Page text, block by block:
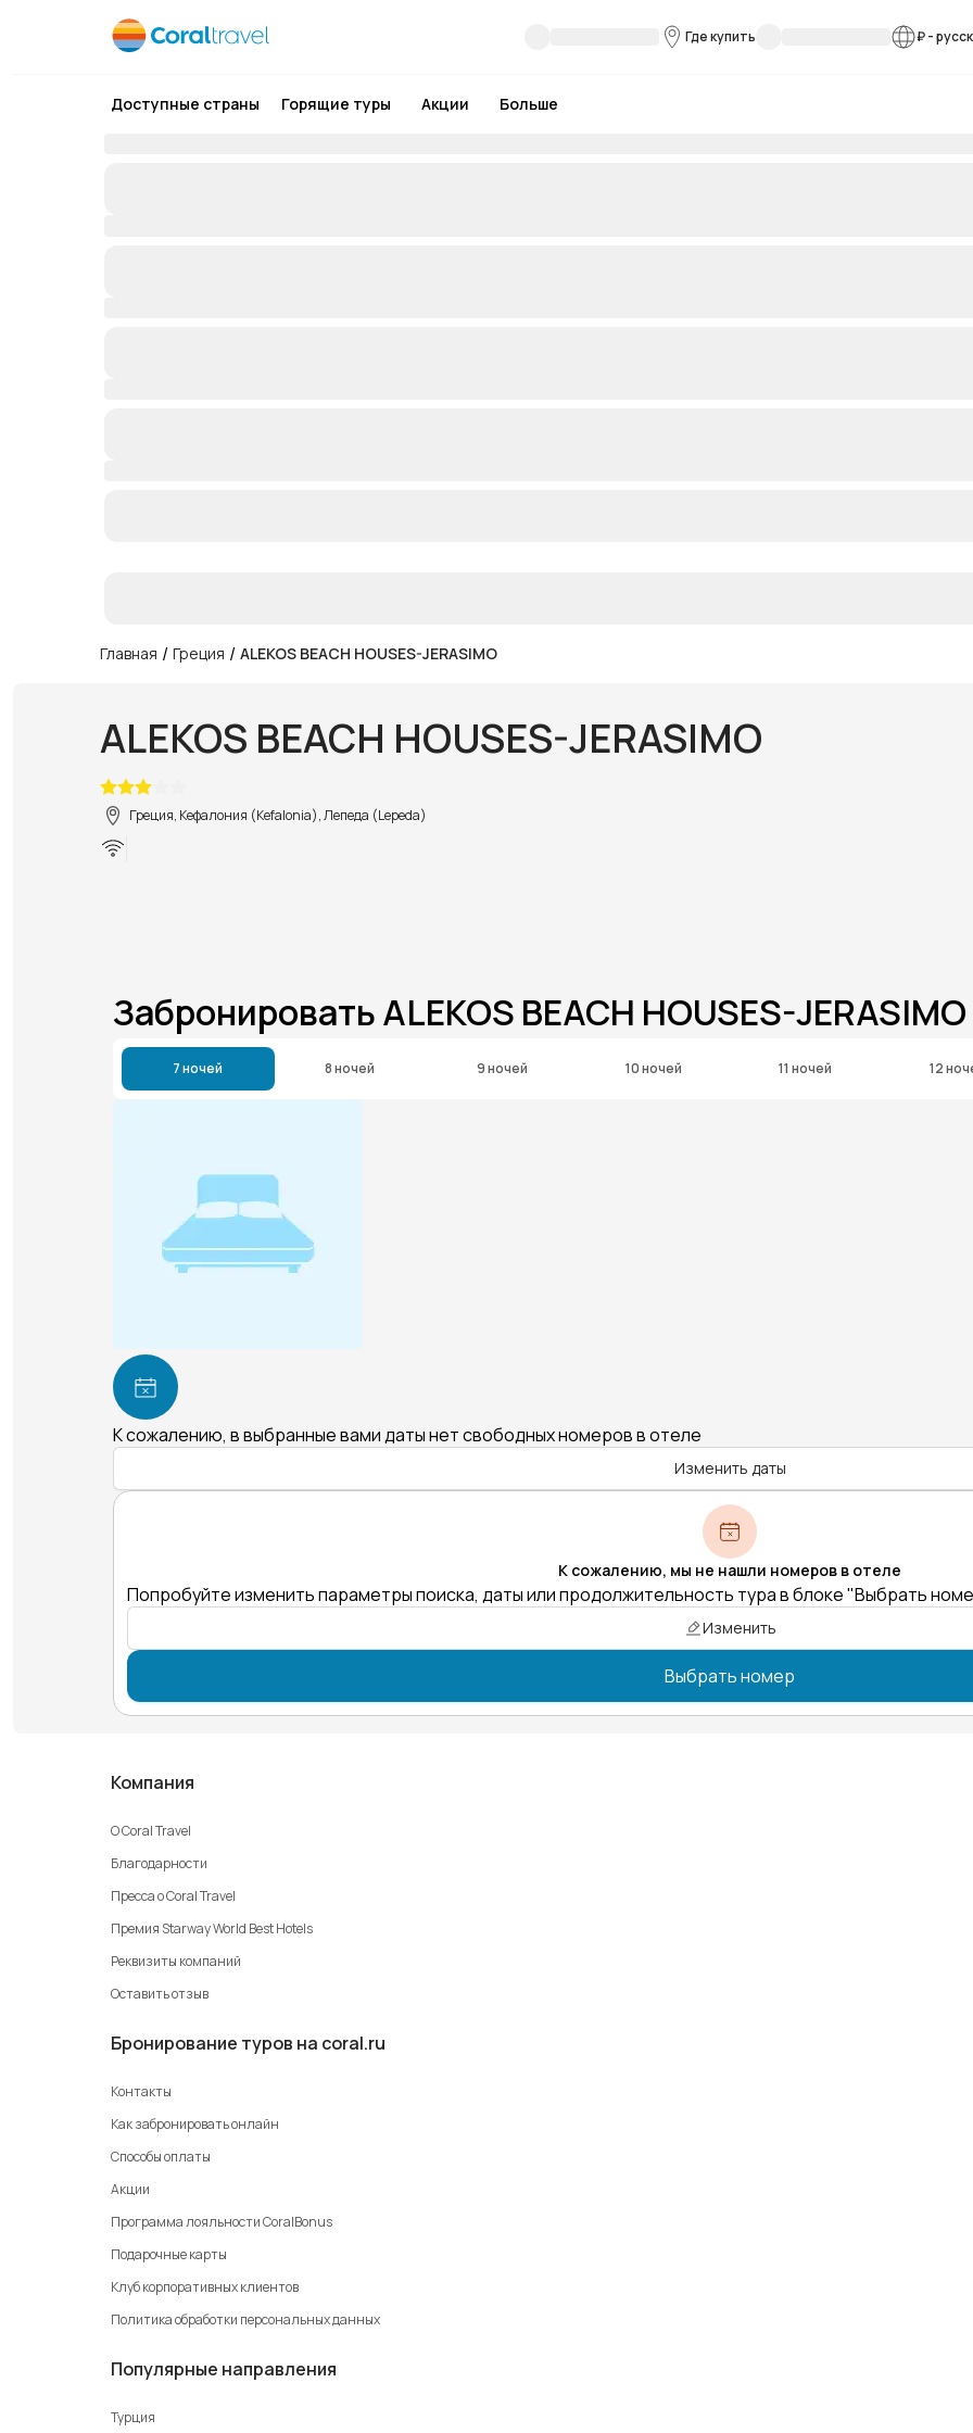
Где купить ₽-
Доступные страны Горящие туры Акции Больше
Главная / Греция / ALEKOS BEACH HOUSES-JERASIMO
ALEKOS BEACH HOUSES-JERASIMO
Греция, Кефалония (Kefalonia), Лепеда (Lepeda)
Забронировать ALEKOS BEACH HOUSES-JERASIMO
7 ночей 8 ночей 9 ночей 10 ночей 11 ночей 12
К сожалению, в выбранные вами даты нет свободных номеров в отеле
Изменить даты
К сожалению, мы не нашли номеров в отеле
Попробуйте изменить параметры поиска, даты или продолжительность тура в блоке "Выбрать
Изменить
Выбрать номер
Компания
О Coral Travel
Благодарности
Пресса о Coral Travel
Премия Starway World Best Hotels
Реквизиты компаний
Оставить отзыв
Бронирование туров на coral.ru
Контакты
Как забронировать онлайн
Способы оплаты
Акции
Программа лояльности CoralBonus
Подарочные карты
Клуб корпоративных клиентов
Политика обработки персональных данных
Популярные направления
Турция